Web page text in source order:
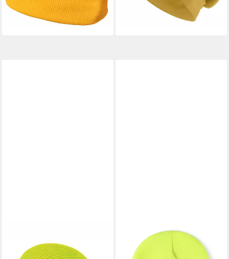
lieferbar - in 2-3 Werktagen bei dir
+32
lieferbar - in 4-5 Werktagen bei dir
+7
Beanie Herbst Winter Mütze
Long (länger geschnitten)
Beanie Winter Herren Damen
Beanie Strickmütze